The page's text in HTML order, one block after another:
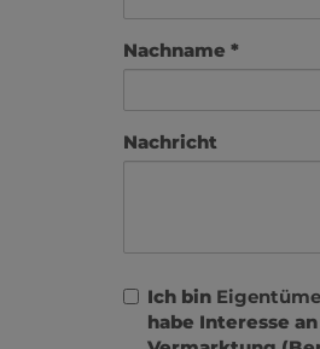
Nachname
Nachricht
Ich bin
habe Interesse